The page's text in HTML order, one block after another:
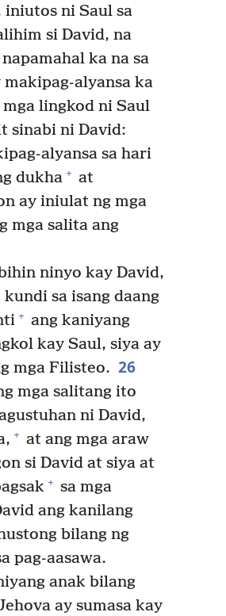
iniutos ni Saul sa
si David, na
ka na sa
alyansa ka
lingkod ni Saul
sinabi ni David:
alyansa sa hari
dukha + at
ay iniulat ng mga
mga salita ang
ninyo kay David,
kundi sa isang daang
+ ang kaniyang
kay Saul, siya ay
mga Filisteo. 26
mga salitang ito
ni David,
+ at ang mga araw
si David at siya at
+ sa mga
ang kanilang
bilang ng
pag-aasawa.
anak bilang
ay sumasa kay